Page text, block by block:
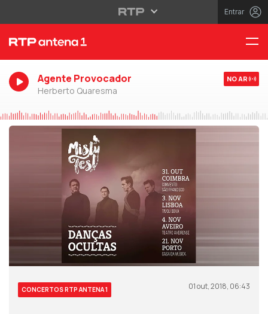
Entrar
Agente Provocador
Herberto Quaresma
NO AR
CONCERTOS RTP ANTENA 1 01 out, 2018, 06:43